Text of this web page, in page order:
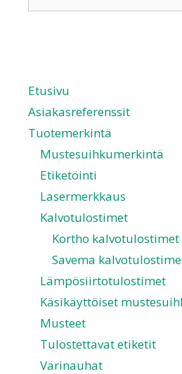
Etusivu
Asiakasreferenssit
Tuotemerkintä
Mustesuihkumerkintä
Etiketöinti
Lasermerkkaus
Kalvotulostimet
Kortho kalvotulostimet
Savema
Lämpösiirtotulostimet
Käsikäyttöiset
Musteet
Tulostettavat etiketit
Värinauhat